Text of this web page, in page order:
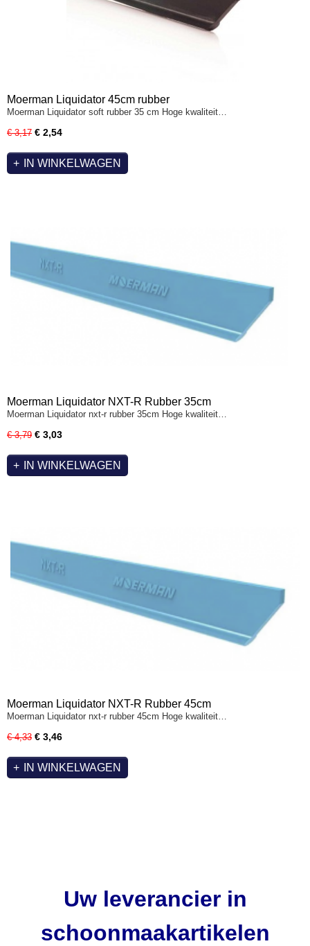
Moerman Liquidator 45cm rubber
Moerman Liquidator soft rubber 35 cm Hoge kwaliteit…
€ 3,17 € 2,54
IN WINKELWAGEN
Moerman Liquidator NXT-R Rubber 35cm
Moerman Liquidator nxt-r rubber 35cm Hoge kwaliteit…
€ 3,79 € 3,03
IN WINKELWAGEN
Moerman Liquidator NXT-R Rubber 45cm
Moerman Liquidator nxt-r rubber 45cm Hoge kwaliteit…
€ 4,33 € 3,46
IN WINKELWAGEN
Uw leverancier in
schoonmaakartikelen